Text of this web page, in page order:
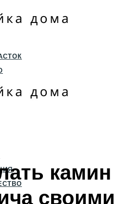
И ЦОКОЛЬ
И СТЕНЫ
камин
своими